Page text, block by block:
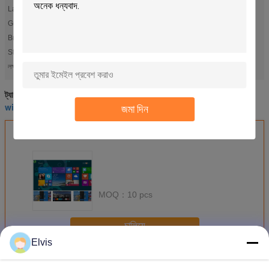
জমা দিন
Language: English / French / Arabic / Spanish / Optional
Guarantee:
Brand:
Status:
লক্ষণীয় করা:
ট্যাগ:
windows 10 pro oem download
MOQ： 10 pcs
চালিয়ে
অধিকঅন্যান্য সফটওয়্যার
Elvis